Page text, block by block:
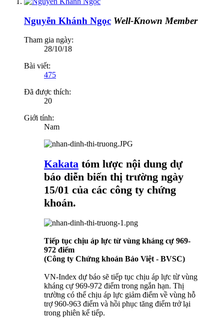
Nguyễn Khánh Ngọc Well-Known Member
Tham gia ngày:
28/10/18
Bài viết:
475
Đã được thích:
20
Giới tính:
Nam
Kakata tóm lược nội dung dự
báo diễn biến thị trường ngày
15/01 của các công ty chứng
khoán.
Tiếp tục chịu áp lực từ vùng kháng cự 969-
972 điểm
(Công ty Chứng khoán Bảo Việt - BVSC)
VN-Index dự báo sẽ tiếp tục chịu áp lực từ vùng
kháng cự 969-972 điểm trong ngắn hạn. Thị
trường có thể chịu áp lực giảm điểm về vùng hỗ
trợ 960-963 điểm và hồi phục tăng điểm trở lại
trong phiên kế tiếp.